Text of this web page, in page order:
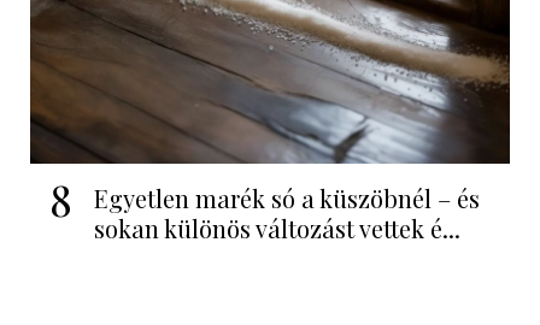
8
Egyetlen marék só a küszöbnél – és
sokan különös változást vettek é...